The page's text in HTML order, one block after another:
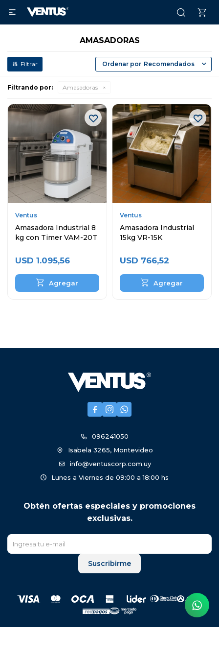

AMASADORAS
Recomendados
Filtrando por: Amasadoras
Ventus
Amasadora Industrial 8
kg con Timer VAM-20T
USD 1.095,56
Ventus
Amasadora Industrial
15kg VR-15K
USD 766,52
  
096241050
Isabela 3265, Montevideo
info@ventuscorp.com.uy
Lunes a Viernes de 09:00 a 18:00 hs
Obtén ofertas especiales y promociones
exclusivas.
Suscribirme